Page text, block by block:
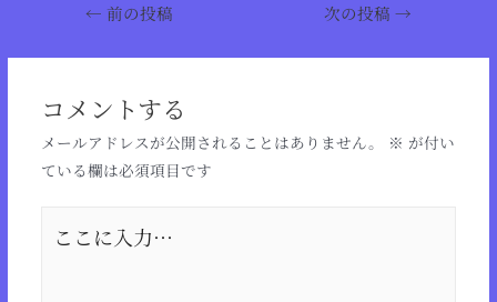
← 前の投稿 次の投稿→
コメントする
メールアドレスが公開されることはありません。 ※ が付い
ている欄は必須項目です